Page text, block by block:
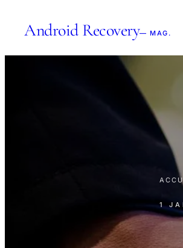
Android Recovery— MAG.
1